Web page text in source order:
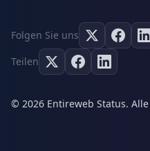
Folgen Sie uns
Teilen
© 2026 Entireweb Status.